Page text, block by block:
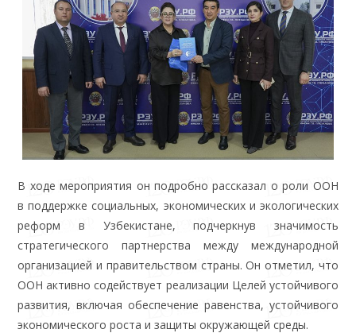
В ходе мероприятия он подробно рассказал о роли ООН
в поддержке социальных, экономических и экологических
реформ в Узбекистане, подчеркнув значимость
стратегического партнерства между международной
организацией и правительством страны. Он отметил, что
ООН активно содействует реализации Целей устойчивого
развития, включая обеспечение равенства, устойчивого
экономического роста и защиты окружающей среды.